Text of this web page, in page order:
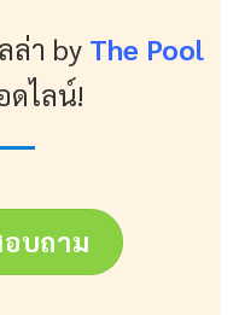
ล่า by The Pool
ดไลน์!
บถาม